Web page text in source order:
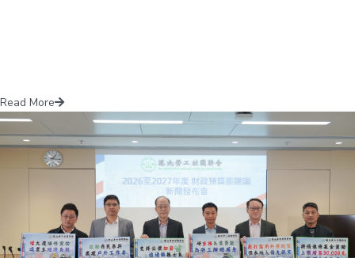
Read More